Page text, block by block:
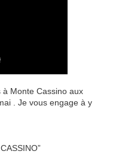
Monte Cassino aux
. Je vous engage à y